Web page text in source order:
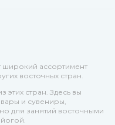
широкий ассортимент
восточных стран.
стран. Здесь вы
и сувениры,
для занятий восточными